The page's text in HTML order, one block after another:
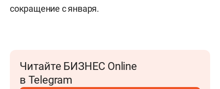
сокращение с января.
Читайте БИЗНЕС Online
в Telegram